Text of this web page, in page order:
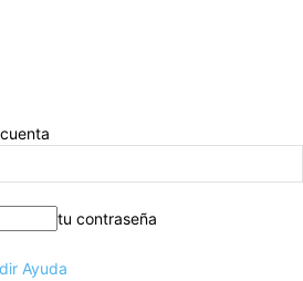
tu contraseña
Ayuda